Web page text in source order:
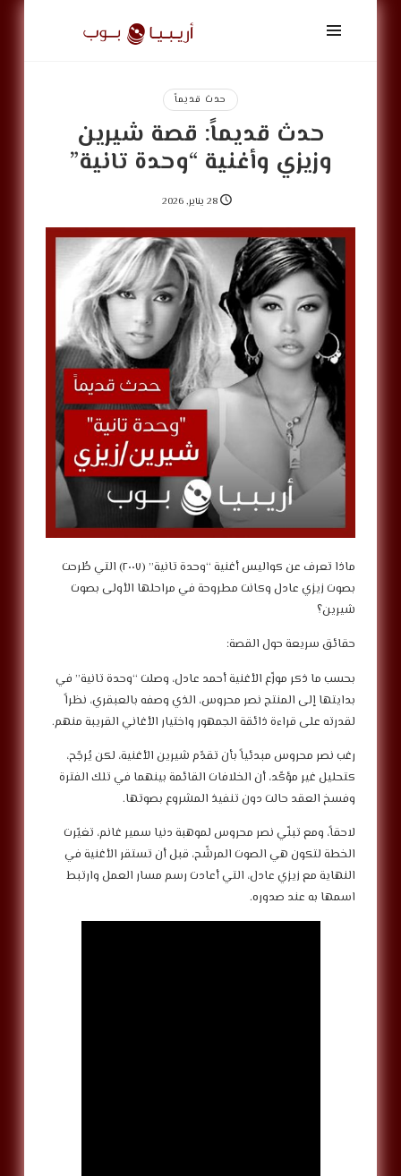
أريبيا
بوب
ArabiaPopحدث قديماً
حدث قديماً: قصة شيرين
وزيزي وأغنية “وحدة تانية”
28 يناير, 2026
ماذا تعرف عن كواليس أغنية “وحدة تانية” (٢٠٠٧) التي طُرحت
بصوت زيزي عادل وكانت مطروحة في مراحلها الأولى بصوت
شيرين؟
حقائق سريعة حول القصة:
بحسب ما ذكر موزّع الأغنية أحمد عادل، وصلت “وحدة تانية” في
بدايتها إلى المنتج نصر محروس، الذي وصفه بالعبقري، نظراً
لقدرته على قراءة ذائقة الجمهور واختيار الأغاني القريبة منهم.
رغب نصر محروس مبدئياً بأن تقدّم شيرين الأغنية، لكن يُرجّح،
كتحليل غير مؤكّد، أن الخلافات القائمة بينهما في تلك الفترة
وفسخ العقد حالت دون تنفيذ المشروع بصوتها.
لاحقاً، ومع تبنّي نصر محروس لموهبة دنيا سمير غانم، تغيّرت
الخطة لتكون هي الصوت المرشّح، قبل أن تستقر الأغنية في
النهاية مع زيزي عادل، التي أعادت رسم مسار العمل وارتبط
اسمها به عند صدوره.